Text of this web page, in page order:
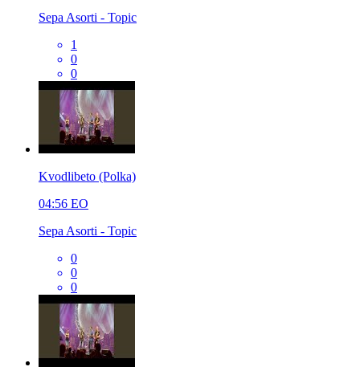
Sepa Asorti - Topic
1
0
0
Kvodlibeto (Polka)
04:56 EO
Sepa Asorti - Topic
0
0
0